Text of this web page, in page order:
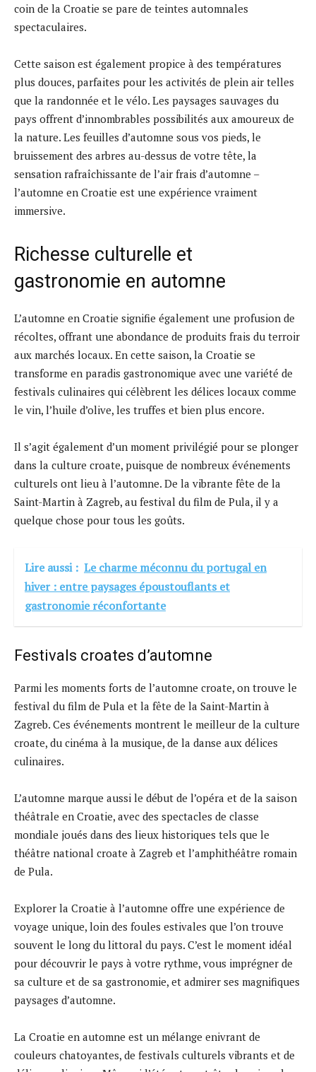
coin de la Croatie se pare de teintes automnales
spectaculaires.
Cette saison est également propice à des températures
plus douces, parfaites pour les activités de plein air telles
que la randonnée et le vélo. Les paysages sauvages du
pays offrent d’innombrables possibilités aux amoureux de
la nature. Les feuilles d’automne sous vos pieds, le
bruissement des arbres au-dessus de votre tête, la
sensation rafraîchissante de l’air frais d’automne –
l’automne en Croatie est une expérience vraiment
immersive.
Richesse culturelle et
gastronomie en automne
L’automne en Croatie signifie également une profusion de
récoltes, offrant une abondance de produits frais du terroir
aux marchés locaux. En cette saison, la Croatie se
transforme en paradis gastronomique avec une variété de
festivals culinaires qui célèbrent les délices locaux comme
le vin, l’huile d’olive, les truffes et bien plus encore.
Il s’agit également d’un moment privilégié pour se plonger
dans la culture croate, puisque de nombreux événements
culturels ont lieu à l’automne. De la vibrante fête de la
Saint-Martin à Zagreb, au festival du film de Pula, il y a
quelque chose pour tous les goûts.
Lire aussi : Le charme méconnu du portugal en
hiver : entre paysages époustouflants et
gastronomie réconfortante
Festivals croates d’automne
Parmi les moments forts de l’automne croate, on trouve le
festival du film de Pula et la fête de la Saint-Martin à
Zagreb. Ces événements montrent le meilleur de la culture
croate, du cinéma à la musique, de la danse aux délices
culinaires.
L’automne marque aussi le début de l’opéra et de la saison
théâtrale en Croatie, avec des spectacles de classe
mondiale joués dans des lieux historiques tels que le
théâtre national croate à Zagreb et l’amphithéâtre romain
de Pula.
Explorer la Croatie à l’automne offre une expérience de
voyage unique, loin des foules estivales que l’on trouve
souvent le long du littoral du pays. C’est le moment idéal
pour découvrir le pays à votre rythme, vous imprégner de
sa culture et de sa gastronomie, et admirer ses magnifiques
paysages d’automne.
La Croatie en automne est un mélange enivrant de
couleurs chatoyantes, de festivals culturels vibrants et de